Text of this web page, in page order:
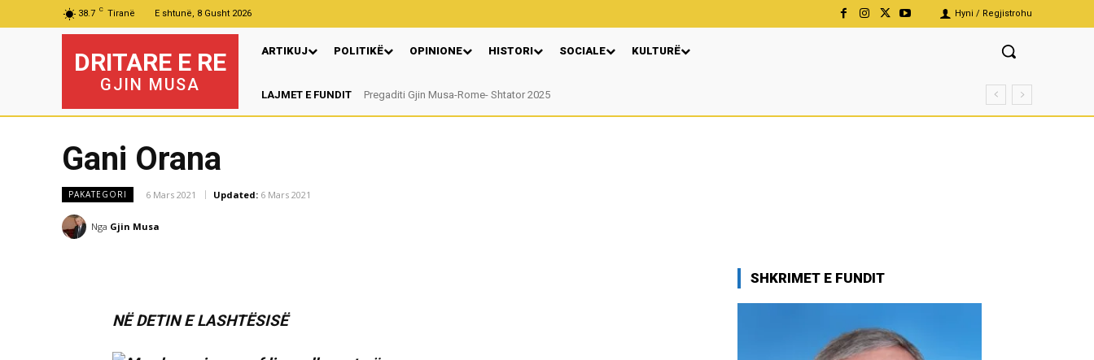
38.7 C Tiranë E shtunë, 8 Gusht 2026 Hyni / Regjistrohu
DRITARE E RE
GJIN MUSA
ARTIKUJ POLITIKË OPINIONE HISTORI SOCIALE KULTURË
LAJMET E FUNDITPregaditi Gjin Musa-Rome- Shtator 2025
Nga: Ndue Dedaj
Gani Orana
PAKATEGORI 6 Mars 2021 Updated: 6 Mars 2021
Nga Gjin Musa
NË DETIN E LASHTËSISË
SHKRIMET E FUNDIT